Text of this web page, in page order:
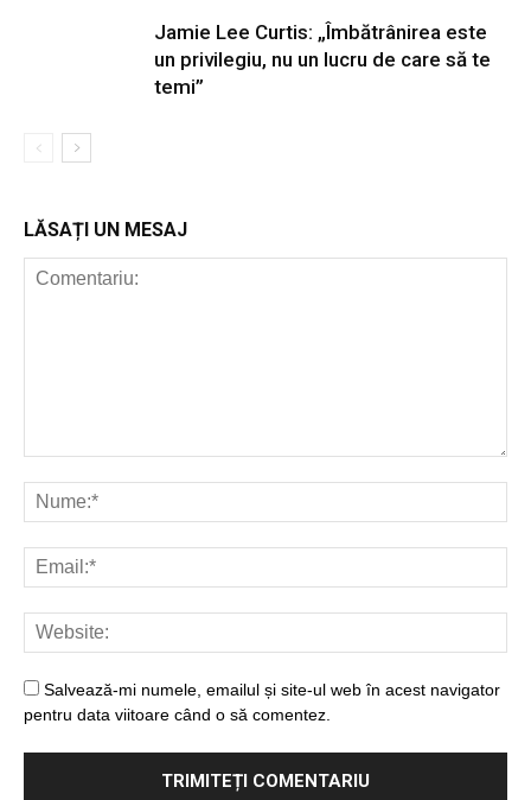
Jamie Lee Curtis: „Îmbătrânirea este
un privilegiu, nu un lucru de care să te
temi”
LĂSAȚI UN MESAJ
Salvează-mi numele, emailul și site-ul web în acest navigator
pentru data viitoare când o să comentez.